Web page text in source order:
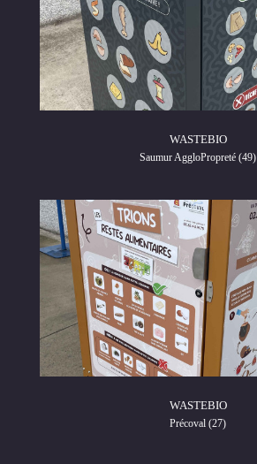
WASTEBIO
Saumur AggloPropreté (49)
WASTEBIO
Précoval (27)